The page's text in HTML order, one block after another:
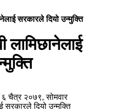
सरकारले दियो उन्मुक्ति
लामिछानेलाई
६ चैत्र २०७९, सोमवार